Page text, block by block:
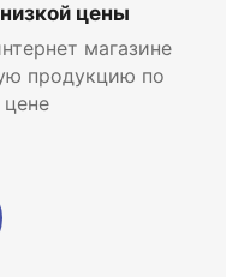
цены
магазине
продукцию по